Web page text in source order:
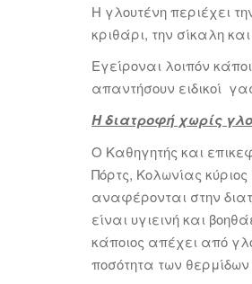
Η γλουτένη περιέχει
κριθάρι, την σίκαλη
Εγείροναι λοιπόν
απαντήσουν ειδικοί
Η διατροφή χωρίς
Ο Καθηγητής και
Πόρτς, Κολωνίας
αναφέρονται στην
είναι υγιεινή και
κάποιος απέχει από
ποσότητα των